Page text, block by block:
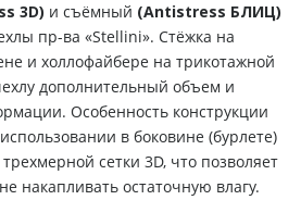
3D) и съёмный (Antistress БЛИЦ)
пр-ва «Stellini». Стёжка на
и холлофайбере на трикотажной
дополнительный объем и
Особенность конструкции
в боковине (бурлете)
сетки 3D, что позволяет
накапливать остаточную влагу.